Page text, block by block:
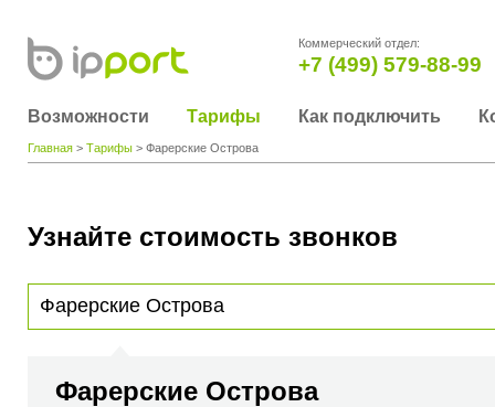
Коммерческий отдел:
+7 (499) 579-88-99
Возможности Тарифы Как подключить
Главная > Тарифы > Фарерские Острова
Узнайте стоимость звонков
Фарерские Острова